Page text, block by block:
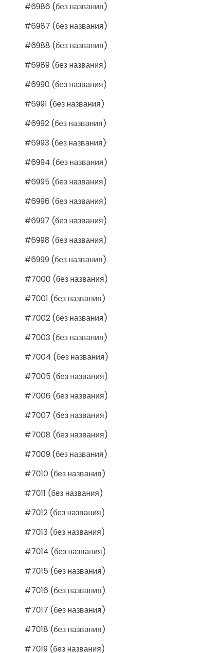
#6986 (без названия)
#6987 (без названия)
#6988 (без названия)
#6989 (без названия)
#6990 (без названия)
#6991 (без названия)
#6992 (без названия)
#6993 (без названия)
#6994 (без названия)
#6995 (без названия)
#6996 (без названия)
#6997 (без названия)
#6998 (без названия)
#6999 (без названия)
#7000 (без названия)
#7001 (без названия)
#7002 (без названия)
#7003 (без названия)
#7004 (без названия)
#7005 (без названия)
#7006 (без названия)
#7007 (без названия)
#7008 (без названия)
#7009 (без названия)
#7010 (без названия)
#7011 (без названия)
#7012 (без названия)
#7013 (без названия)
#7014 (без названия)
#7015 (без названия)
#7016 (без названия)
#7017 (без названия)
#7018 (без названия)
#7019 (без названия)